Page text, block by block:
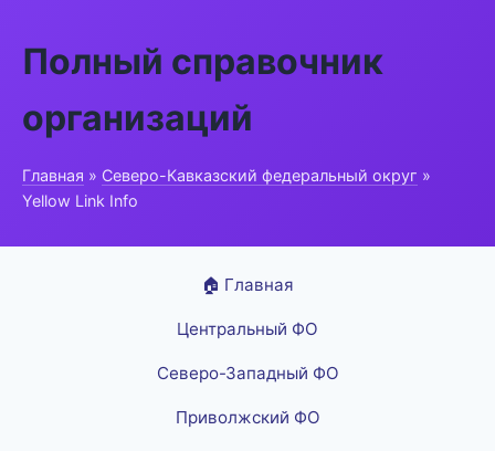
Полный справочник
организаций
Главная » Северо-Кавказский федеральный округ »
Yellow Link Info
🏠 Главная
Центральный ФО
Северо-Западный ФО
Приволжский ФО